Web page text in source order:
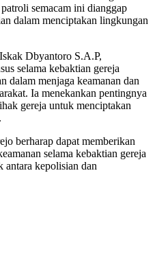
semacam ini dianggap
dalam menciptakan lingkungan
Dbyantoro S.A.P,
selama kebaktian gereja
dalam menjaga keamanan dan
Ia menekankan pentingnya
gereja untuk menciptakan
berharap dapat memberikan
selama kebaktian gereja
antara kepolisian dan